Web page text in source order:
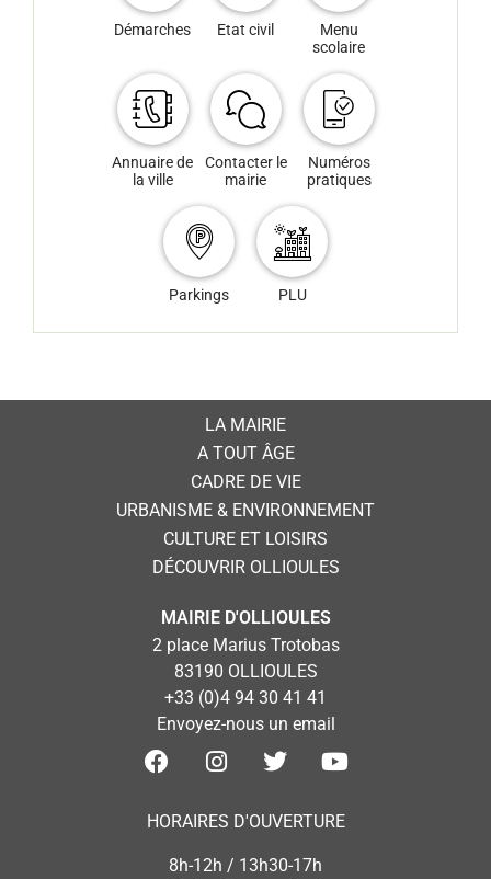
Démarches Etat civil
Menu
scolaire
Annuaire de
la ville
Contacter le
mairie
Numéros
pratiques
Parkings PLU
LA MAIRIE
A TOUT ÂGE
CADRE DE VIE
URBANISME & ENVIRONNEMENT
CULTURE ET LOISIRS
DÉCOUVRIR OLLIOULES
MAIRIE D'OLLIOULES
2 place Marius Trotobas
83190 OLLIOULES
+33 (0)4 94 30 41 41
Envoyez-nous un email
HORAIRES D'OUVERTURE
8h-12h / 13h30-17h